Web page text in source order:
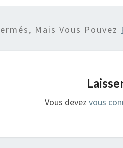
Mais Vous Pouvez
Vous devezvous